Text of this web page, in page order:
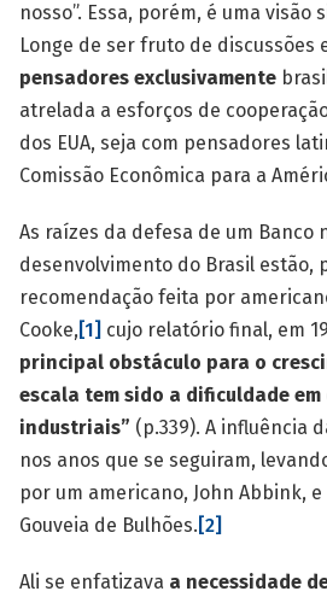
nosso”. Essa, porém, é uma
Longe de ser fruto de discussões
pensadores exclusivamente
atrelada a esforços de
dos EUA, seja com pensadores
Comissão Econômica para a
As raízes da defesa de um
desenvolvimento do Brasil estão,
recomendação feita por
Cooke, [1] cujo relatório final, em
principal obstáculo para o
escala tem sido a dificuldade
industriais” (p.339). A influência
nos anos que se seguiram,
por um americano, John Abbink,
Gouveia de Bulhões. [2]
Ali se enfatizava a necessidade